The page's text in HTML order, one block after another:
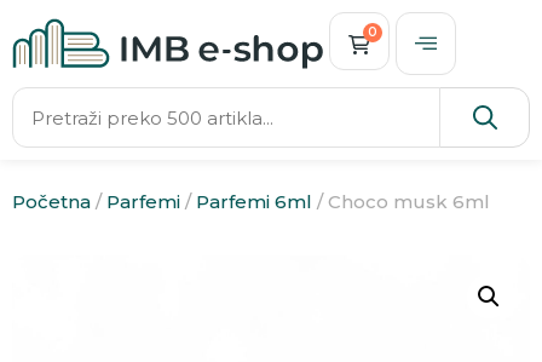
0
Početna / Parfemi / Parfemi 6ml / Choco musk 6ml